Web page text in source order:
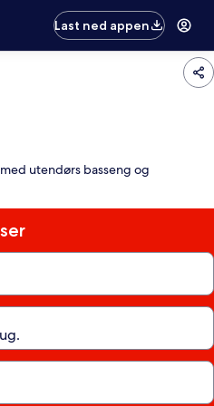
Last ned appen
utendørs basseng og